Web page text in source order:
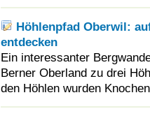
Höhlenpfad Oberwil:
entdecken
Ein interessanter
Berner Oberland zu drei
den Höhlen wurden